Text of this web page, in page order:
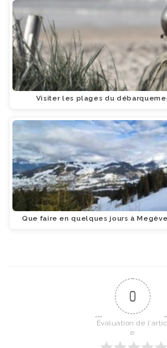
Visiter les plages du
Que faire en quelques jours à
0
Évaluation de
e